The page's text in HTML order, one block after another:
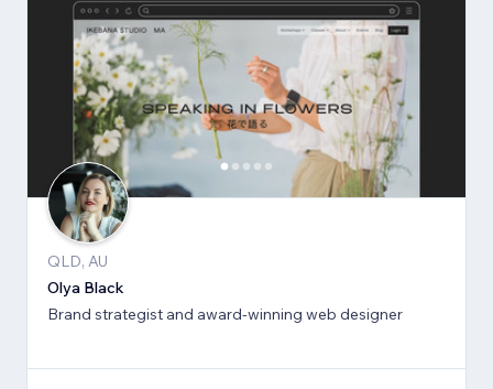
QLD, AU
Olya Black
Brand strategist and award-winning web designer